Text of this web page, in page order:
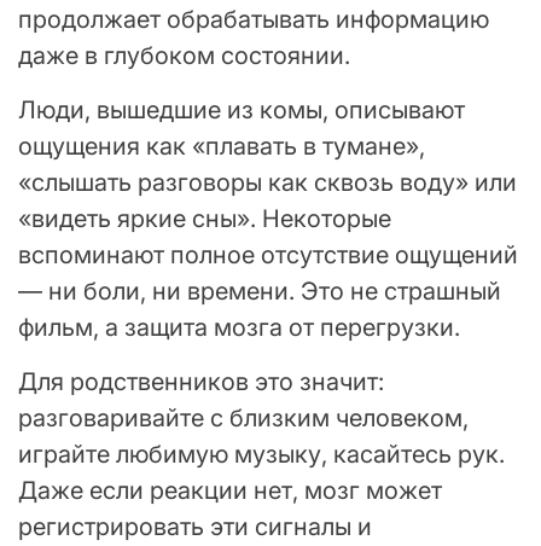
продолжает обрабатывать информацию
даже в глубоком состоянии.
Люди, вышедшие из комы, описывают
ощущения как «плавать в тумане»,
«слышать разговоры как сквозь воду» или
«видеть яркие сны». Некоторые
вспоминают полное отсутствие ощущений
— ни боли, ни времени. Это не страшный
фильм, а защита мозга от перегрузки.
Для родственников это значит:
разговаривайте с близким человеком,
играйте любимую музыку, касайтесь рук.
Даже если реакции нет, мозг может
регистрировать эти сигналы и